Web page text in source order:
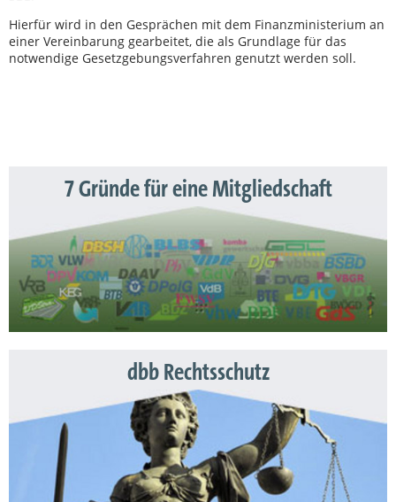
Hierfür wird in den Gesprächen mit dem Finanzministerium an
einer Vereinbarung gearbeitet, die als Grundlage für das
notwendige Gesetzgebungsverfahren genutzt werden soll.
7 Gründe für eine Mitgliedschaft
dbb Rechtsschutz